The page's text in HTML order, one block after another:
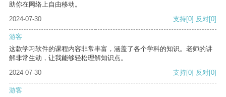
助你在网络上自由移动。
2024-07-30
支持[0] 反对[0]
游客
这款学习软件的课程内容非常丰富，涵盖了各个学科的知识。老师的讲
解非常生动，让我能够轻松理解知识点。
2024-07-30
支持[0] 反对[0]
游客